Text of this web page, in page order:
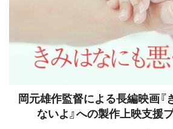
岡元雄作監督による長編映画『
ないよ』への製作上映支援